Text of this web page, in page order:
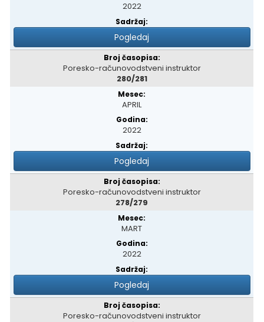
2022
Pogledaj
Poresko-računovodstveni instruktor
280/281
APRIL
2022
Pogledaj
Poresko-računovodstveni instruktor
278/279
MART
2022
Pogledaj
Poresko-računovodstveni instruktor